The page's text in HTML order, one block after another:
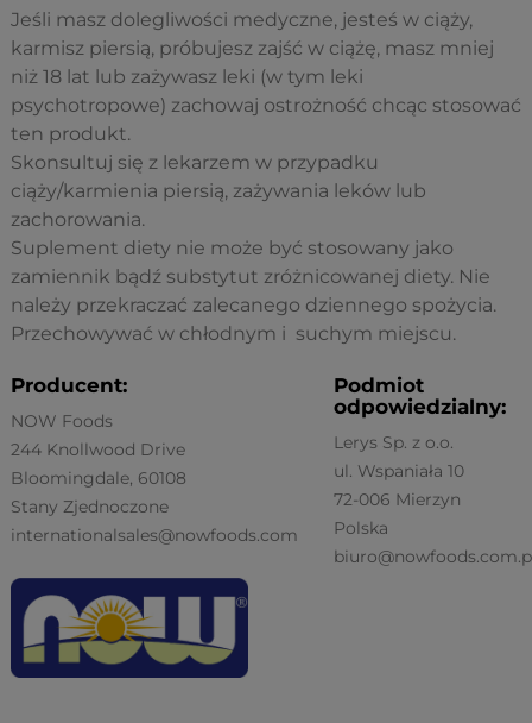
Jeśli masz dolegliwości medyczne, jesteś w ciąży,
karmisz piersią, próbujesz zajść w ciążę, masz mniej
niż 18 lat lub zażywasz leki (w tym leki
psychotropowe) zachowaj ostrożność chcąc stosować
ten produkt.
Skonsultuj się z lekarzem w przypadku
ciąży/karmienia piersią, zażywania leków lub
zachorowania.
Suplement diety nie może być stosowany jako
zamiennik bądź substytut zróżnicowanej diety. Nie
należy przekraczać zalecanego dziennego spożycia.
Przechowywać w chłodnym i suchym miejscu.
Producent:
NOW Foods
244 Knollwood Drive
Bloomingdale, 60108
Stany Zjednoczone
internationalsales@nowfoods.com
Podmiot
odpowiedzialny:
Lerys Sp. z o.o.
ul. Wspaniała 10
72-006 Mierzyn
Polska